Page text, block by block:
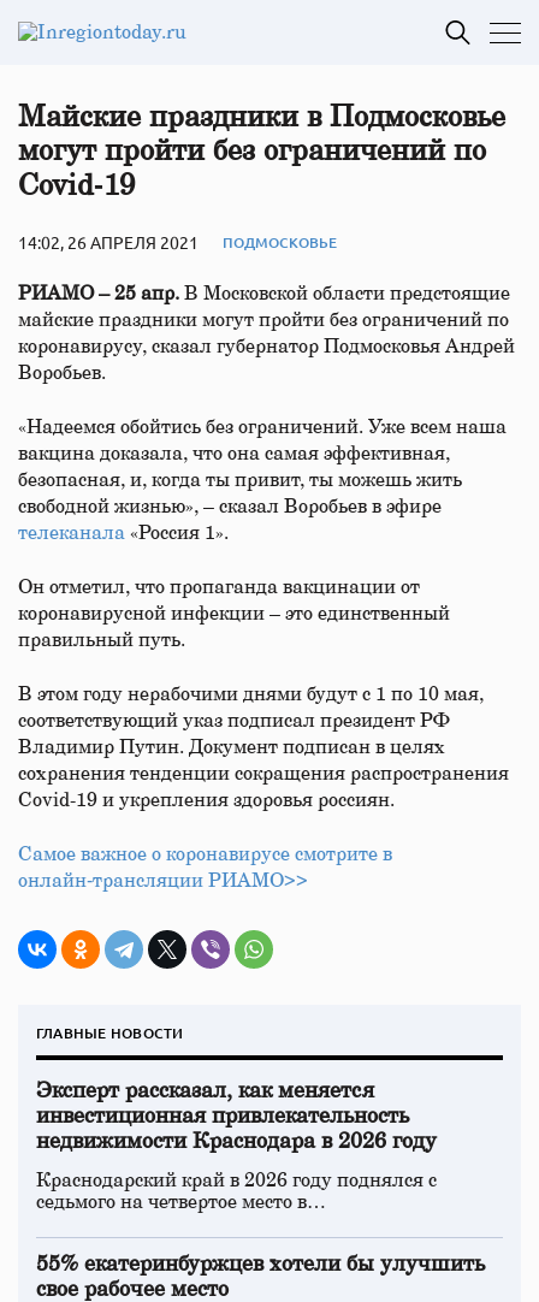
Майские праздники в Подмосковье
могут пройти без ограничений по
Covid‑19
14:02, 26 АПРЕЛЯ 2021 ПОДМОСКОВЬЕ
РИАМО – 25 апр. В Московской области предстоящие
майские праздники могут пройти без ограничений по
коронавирусу, сказал губернатор Подмосковья Андрей
Воробьев.
«Надеемся обойтись без ограничений. Уже всем наша
вакцина доказала, что она самая эффективная,
безопасная, и, когда ты привит, ты можешь жить
свободной жизнью», – сказал Воробьев в эфире
телеканала «Россия 1».
Он отметил, что пропаганда вакцинации от
коронавирусной инфекции – это единственный
правильный путь.
В этом году нерабочими днями будут с 1 по 10 мая,
соответствующий указ подписал президент РФ
Владимир Путин. Документ подписан в целях
сохранения тенденции сокращения распространения
Covid-19 и укрепления здоровья россиян.
Самое важное о коронавирусе смотрите в
онлайн‑трансляции РИАМО>>
ГЛАВНЫЕ НОВОСТИ
Эксперт рассказал, как меняется
инвестиционная привлекательность
недвижимости Краснодара в 2026 году
Краснодарский край в 2026 году поднялся с
седьмого на четвертое место в…
55% екатеринбуржцев хотели бы улучшить
свое рабочее место